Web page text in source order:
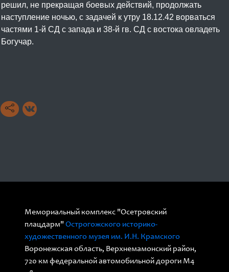
решил, не прекращая боевых действий, продолжать
наступление ночью, с задачей к утру 18.12.42 ворваться
частями 1-й СД с запада и 38-й гв. СД с востока овладеть
Богучар.
Мемориальный комплекс "Осетровский
плацдарм" Острогожского историко-
художественного музея им. И.Н. Крамского
Воронежская область, Верхнемамонский район,
720 км федеральной автомобильной дороги М4